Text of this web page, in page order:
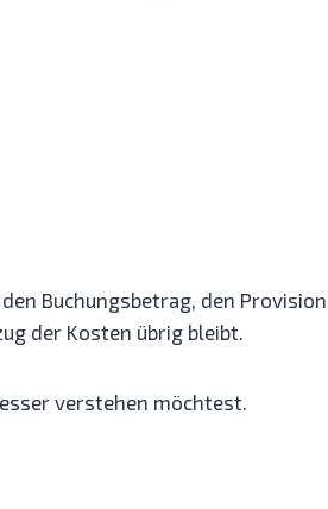
Buchungsbetrag, den
der Kosten übrig bleibt.
verstehen möchtest.